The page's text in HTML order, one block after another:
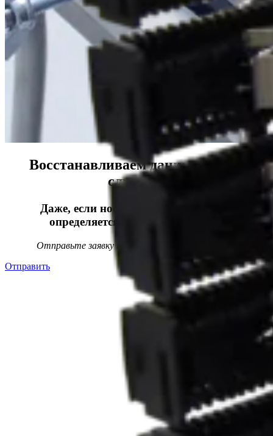
Восстанавливаем данные в 98%
случаев!
Даже, если носитель информации не
определяется, стучит или пищит.
Отправьте заявку на
Отправить